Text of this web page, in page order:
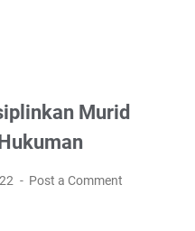
Murid
Post a Comment